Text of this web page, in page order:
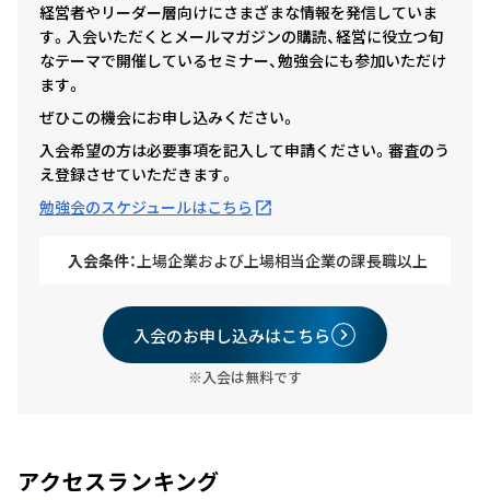
経営者やリーダー層向けにさまざまな情報を発信していま
す。入会いただくとメールマガジンの購読、経営に役立つ旬
なテーマで開催しているセミナー、勉強会にも参加いただけ
ます。
ぜひこの機会にお申し込みください。
入会希望の方は必要事項を記入して申請ください。審査のう
え登録させていただきます。
勉強会のスケジュールはこちら
入会条件：上場企業および上場相当企業の課長職以上
入会のお申し込みはこちら
※入会は無料です
アクセスランキング